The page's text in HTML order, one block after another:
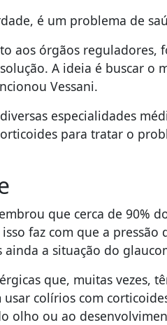
é um problema de
aos órgãos
A ideia é buscar
Vessani.
especialidades
para tratar o
que cerca de 90%
faz com que a
a situação do
que, muitas vezes,
colírios com
olho ou ao